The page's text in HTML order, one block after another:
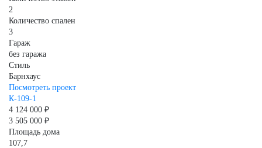
2
Количество спален
3
Гараж
без гаража
Стиль
Барнхаус
Посмотреть проект
К-109-1
4 124 000 ₽
3 505 000 ₽
Площадь дома
107,7